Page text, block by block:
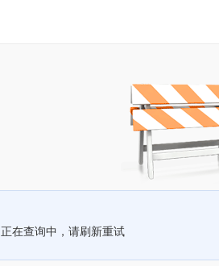
正在查询中，请刷新重试